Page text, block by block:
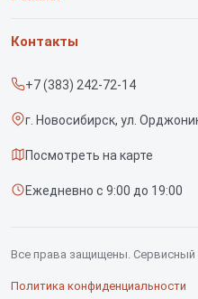
Срочный ремонт
Доставка и способы оплаты
Диагностика
Контакты
Роботов-пылесосов
Сушильных машин
Контакты
+7 (383) 242-72-14
г. Новосибирск, ул.
Посмотреть на карте
Ежедневно с 9:00 до 19:00
Все права защищены.
Политика конфиденциальности